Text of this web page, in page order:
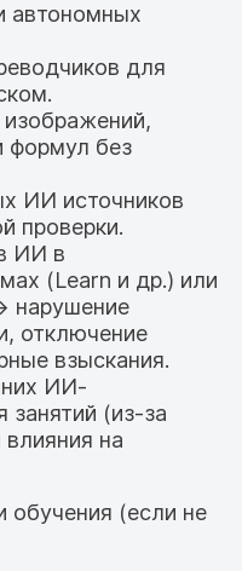
автономных
для
формул без
ИИ источников
проверки.
ИИ в
(Learn и др.) или
нарушение
отключение
взыскания.
ИИ-
занятий (из-за
на
(если не